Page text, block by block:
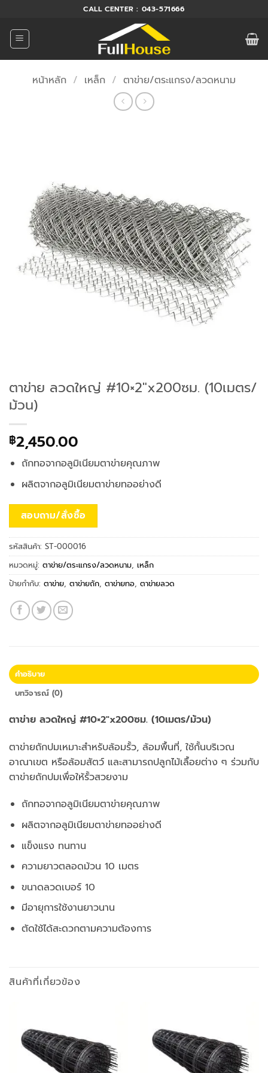
ยัง
เนื้อหา
CALL CENTER : 043-571666
หน้าหลัก / เหล็ก / ตาข่าย/ตระแกรง/ลวดหนาม
ตาข่าย ลวดใหญ่ #10×2″x200ซม. (10เมตร/
ม้วน)
฿2,450.00
ถักทอจากอลูมิเนียมตาข่ายคุณภาพ
ผลิตจากอลูมิเนียมตาข่ายทออย่างดี
สอบถาม/สั่งซื้อ
รหัสสินค้า: ST-000016
หมวดหมู่: ตาข่าย/ตระแกรง/ลวดหนาม, เหล็ก
ป้ายกำกับ: ตาข่าย, ตาข่ายถัก, ตาข่ายทอ, ตาข่ายลวด
คำอธิบาย
บทวิจารณ์ (0)
ตาข่าย ลวดใหญ่ #10×2″x200ซม. (10เมตร/ม้วน)
ตาข่ายถักปมเหมาะสำหรับล้อมรั้ว, ล้อมพื้นที่, ใช้กั้นบริเวณ
อาณาเขต หรือล้อมสัตว์ และสามารถปลูกไม้เลื้อยต่าง ๆ ร่วมกับ
ตาข่ายถักปมเพื่อให้รั้วสวยงาม
ถักทอจากอลูมิเนียมตาข่ายคุณภาพ
ผลิตจากอลูมิเนียมตาข่ายทออย่างดี
แข็งแรง ทนทาน
ความยาวตลอดม้วน 10 เมตร
ขนาดลวดเบอร์ 10
มีอายุการใช้งานยาวนาน
ตัดใช้ได้สะดวกตามความต้องการ
สินค้าที่เกี่ยวข้อง